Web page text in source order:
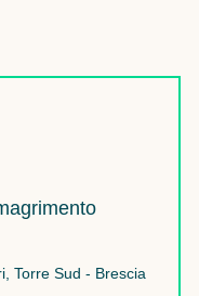
Torre Sud - Brescia